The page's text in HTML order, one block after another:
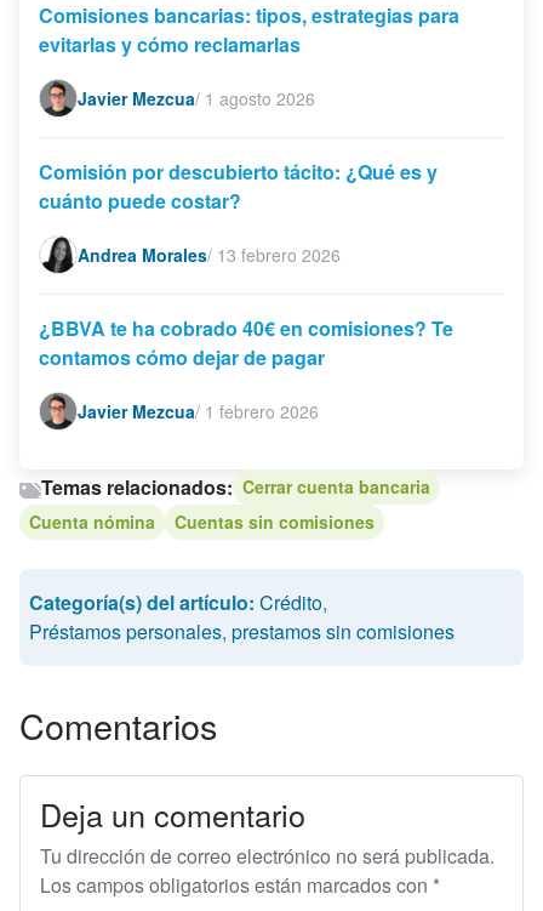
Comisiones bancarias: tipos, estrategias para
evitarlas y cómo reclamarlas
Javier Mezcua/ 1 agosto 2026
Comisión por descubierto tácito: ¿Qué es y
cuánto puede costar?
Andrea Morales/ 13 febrero 2026
¿BBVA te ha cobrado 40€ en comisiones? Te
contamos cómo dejar de pagar
Javier Mezcua/ 1 febrero 2026
Temas relacionados: Cerrar cuenta bancaria
Cuenta nómina
Cuentas sin comisiones
Categoría(s) del artículo: Crédito,
Préstamos personales, prestamos sin comisiones
Comentarios
Deja un comentario
Tu dirección de correo electrónico no será publicada.
Los campos obligatorios están marcados con *